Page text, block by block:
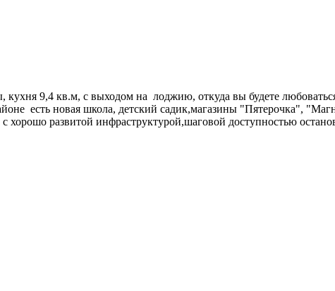
9,4 кв.м, с выходом на лоджию, откуда вы будете
есть новая школа, детский садик,магазины "Пятерочка",
хорошо развитой инфраструктурой,шаговой доступностью